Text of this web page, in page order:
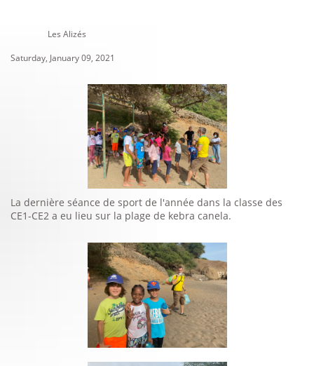
Les Alizés
Saturday, January 09, 2021
La dernière séance de sport de l'année dans la classe des
CE1-CE2 a eu lieu sur la plage de kebra canela.